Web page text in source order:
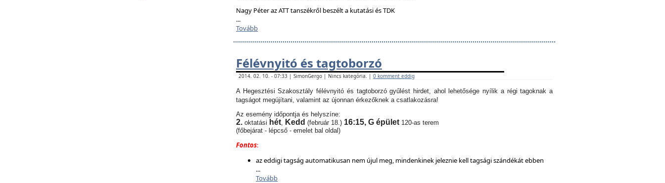
Nagy Péter az ATT tanszékről beszélt a kutatási és TDK
...
Tovább
Félévnyitó és tagtoborzó
2014. 02. 10. - 07:33 | SimonGergo | Nincs kategória. | 0 komment eddig
A Hegesztési Szakosztály félévnyitó és tagtoborzó gyűlést hirdet, ahol lehetősége nyílik a régi tagoknak a
tagságot megújítani, valamint az újonnan érkezőknek a csatlakozásra!
Az esemény időpontja és helyszíne:
2. oktatási hét, Kedd (február 18.) 16:15, G épület120-as terem
(főbejárat - lépcső - emelet bal oldal)
Fontos:
az eddigi tagság automatikusan nem újul meg, mindenkinek jeleznie kell tagsági szándékát ebben
...
Tovább